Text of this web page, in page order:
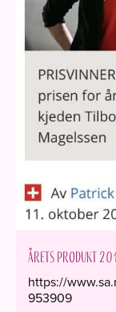
Årets produkt
https://
953909